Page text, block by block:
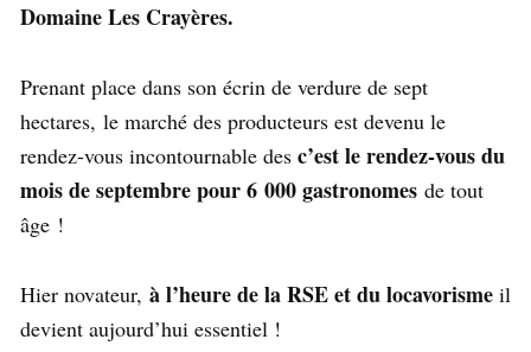
Domaine Les Crayères.
Prenant place dans son écrin de verdure de sept
hectares, le marché des producteurs est devenu le
rendez-vous incontournable des c’est le rendez-vous du
mois de septembre pour 6 000 gastronomes de tout
âge !
Hier novateur, à l’heure de la RSE et du locavorisme il
devient aujourd’hui essentiel !